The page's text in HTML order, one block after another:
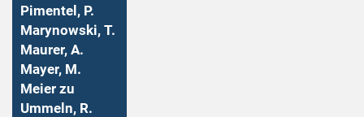
Pimentel, P.
Marynowski, T.
Maurer, A.
Mayer, M.
Meier zu
Ummeln, R.